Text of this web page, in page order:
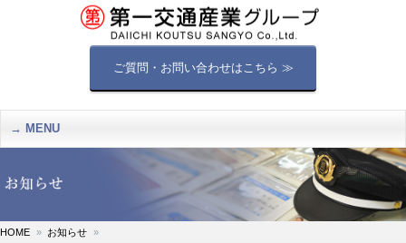
ご質問・お問い合わせはこちら ≫
MENU
HOME お知らせ